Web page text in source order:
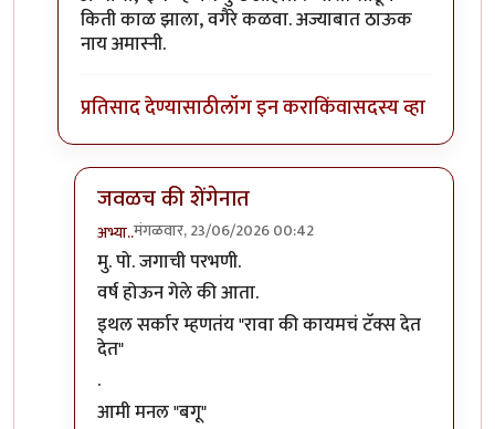
किती काळ झाला, वगैरे कळवा. अज्याबात ठाऊक
नाय अमास्नी.
प्रतिसाद देण्यासाठीलॉग इन कराकिंवासदस्य व्हा
जवळच की शेंगेनात
अभ्या..मंगळवार, 23/06/2026 00:42
In reply toअभ्याभौ, 'इथे' म्हणजे कुठे आहात ?
मु. पो. जगाची परभणी.
वर्ष होऊन गेले की आता.
इथल सर्कार म्हणतंय "रावा की कायमचं टॅक्स देत
देत"
.
आमी मनल "बगू"